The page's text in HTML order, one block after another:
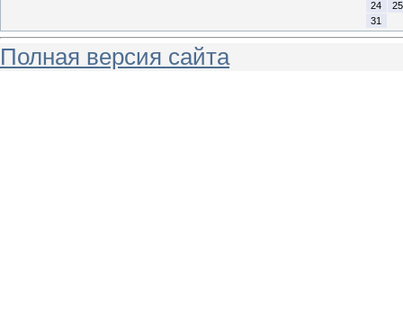
24
25
31
Полная версия сайта